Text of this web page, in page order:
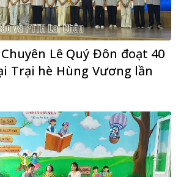
Lê Quý Đôn đoạt 40
Trại hè Hùng Vương lần